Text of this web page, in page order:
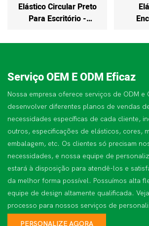
Elástico Circular Preto
Para Escritório -
Personalizado No
Serviço OEM E ODM Eficaz
Nossa empresa oferece serviços de ODM e
desenvolver diferentes planos de vendas
necessidades específicas de cada cliente,
outros, especificações de elásticos, cores,
embalagem, etc. Os clientes só precisam
necessidades, e nossa equipe de
estará à disposição para atendê-los e
da melhor forma possível. Possuímos alta
equipe de design altamente qualificada.
processo para nossos serviços de
PERSONALIZE AGORA